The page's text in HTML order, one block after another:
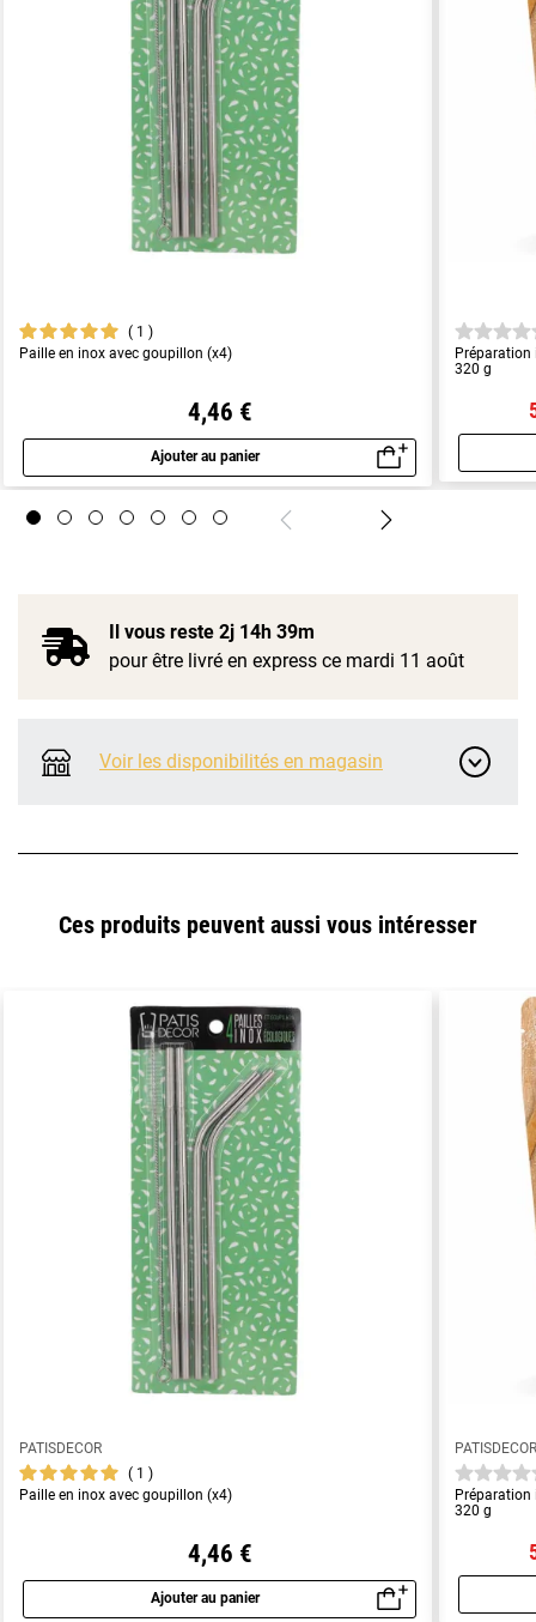
1
Paille en inox avec goupillon (x4)
4,46 €
Ajouter au panier
Aperçu rapide
320 g
Il vous reste 2j 14h 39m
pour être livré en express ce mardi 11 août
Voir les disponibilités en magasin
Ces produits peuvent aussi vous intéresser
PATISDECOR
1
Paille en inox avec goupillon (x4)
4,46 €
Ajouter au panier
Aperçu rapide
320 g